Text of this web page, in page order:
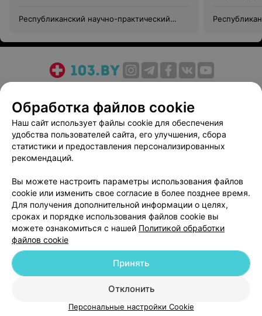
Республиканский научно-практический
Медицинский маркетинг
Публичный договор
Пользовательское соглашение
Способы оплаты
Вакансии
Партнеры
Написать руководителю 103.by
Персональные настройки cookie
Обработка персональных данных
Обработка файлов cookie
Наш сайт использует файлы cookie для обеспечения
удобства пользователей сайта, его улучшения, сбора
статистики и предоставления персонализированных
рекомендаций.
Вы можете настроить параметры использования файлов
cookie или изменить свое согласие в более позднее время.
Для получения дополнительной информации о целях,
сроках и порядке использования файлов cookie вы
можете ознакомиться с нашей Политикой обработки
файлов cookie
Отклонить
Принять
Персональные настройки Cookie